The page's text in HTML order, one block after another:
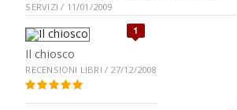
SERVIZI / 11/01/2009
1
Il chiosco
RECENSIONI LIBRI / 27/12/2008